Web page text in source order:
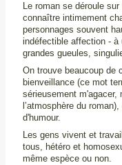
Le roman se déroule
connaître intimement
personnages souvent
indéfectible affection -
grandes gueules,
On trouve beaucoup de
bienveillance (ce mot
sérieusement m'agacer,
l’atmosphère du
d'humour.
Les gens vivent et
tous, hétéro et
même espèce ou non.